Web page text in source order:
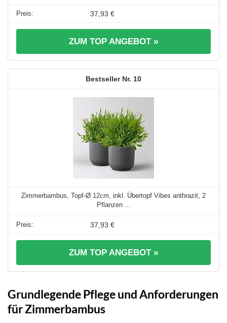
37,93 €
ZUM TOP ANGEBOT »
10
Zimmerbambus, Topf-Ø 12cm, inkl. Übertopf Vibes anthrazit, 2
Pflanzen ...
37,93 €
ZUM TOP ANGEBOT »
Grundlegende Pflege und Anforderungen
für Zimmerbambus